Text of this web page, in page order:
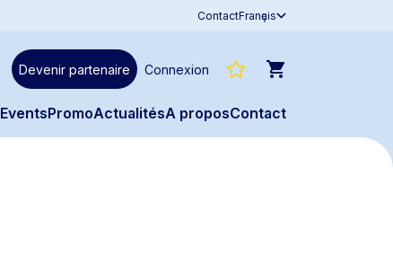
ContactFranҫais
Devenir partenaire Connexion
ÉventsPromoActualitésÀ proposContact